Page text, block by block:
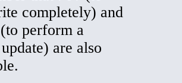
completely) and
(to perform a
are also